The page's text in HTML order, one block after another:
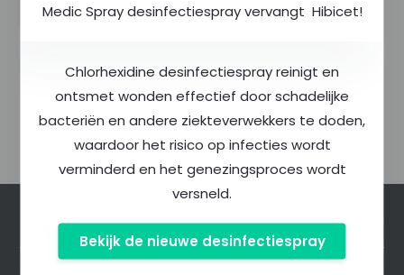
Klantenservice
Medic Spray desinfectiespray vervangt Hibicet!
Chlorhexidine desinfectiespray reinigt en
ontsmet wonden effectief door schadelijke
bacteriën en andere ziekteverwekkers te doden,
waardoor het risico op infecties wordt
verminderd en het genezingsproces wordt
versneld.
Bekijk de nieuwe desinfectiespray